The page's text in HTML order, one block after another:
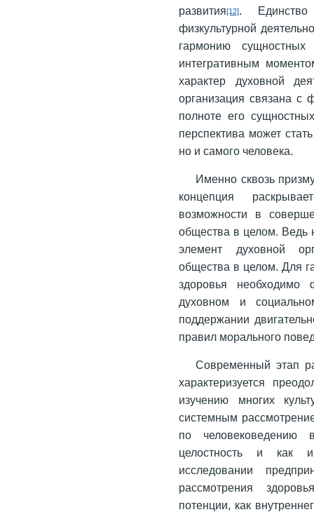
развития[12].
физкультурной
гармонию
интегративным
характер духовной
организация связана с
полноте его
перспектива может
но и самого человека.
Именно сквозь
концепция
возможности в
общества в целом. Ведь
элемент духовной
общества в целом. Для
здоровья необходимо
духовном и
поддержании
правил морального
Современный этап
характеризуется
изучению многих
системным
по человековедению
целостность и как
исследовании
рассмотрения
потенции, как